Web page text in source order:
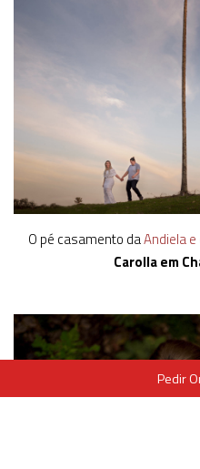
O pé casamento daAndiela
Carolla em
Pedir